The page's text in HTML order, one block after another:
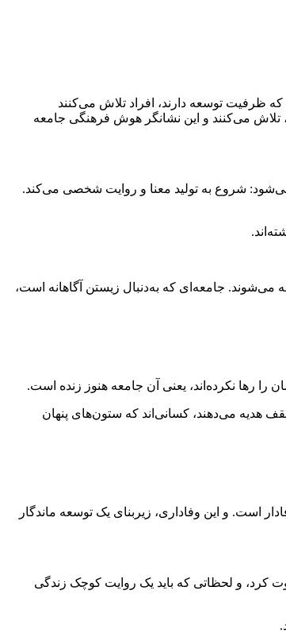
ظرفیت توسعه دارند، افراد تلاش می‌کنند
تلاش می‌کنند و این نشانگر هوش فرهنگی جامعه
شروع به تولید معنا و روایت شخصی می‌کند.
می‌شوند. جامعه‌ای که به‌دنبال زیستن آگاهانه است،
رها نکرده‌اند، یعنی آن جامعه هنوز زنده است.
هدیه می‌دهند، کسانی‌اند که ستون‌های پنهان
و این وفاداری، زیربنای یک توسعه ماندگار
کرد، و لحظاتی که باید یک روایت کوچک زندگی